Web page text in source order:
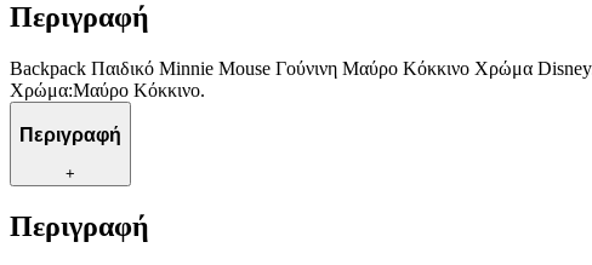
Περιγραφή
Backpack Παιδικό Minnie Mouse Γούνινη Μαύρο Κόκκινο Χρώμα
Χρώμα:Μαύρο Κόκκινο.
Περιγραφή
+
Περιγραφή